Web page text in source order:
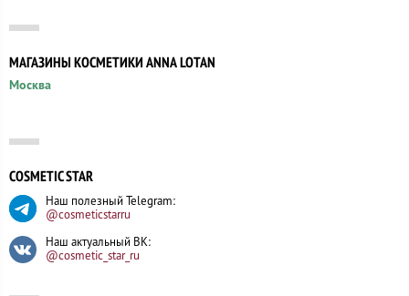
МАГАЗИНЫ КОСМЕТИКИ ANNA LOTAN
Москва
COSMETIC STAR
Наш полезный Telegram:
@cosmeticstarru
Наш актуальный ВК:
@cosmetic_star_ru